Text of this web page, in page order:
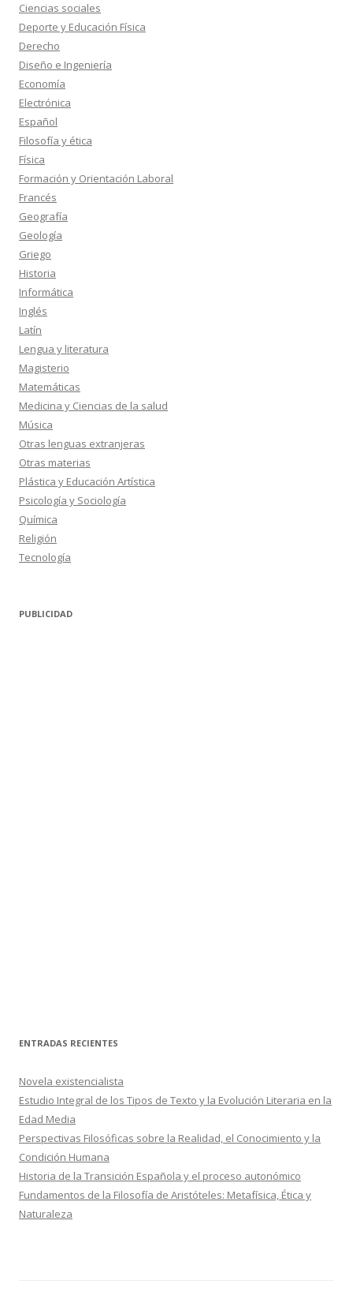
Ciencias sociales
Deporte y Educación Física
Derecho
Diseño e Ingeniería
Economía
Electrónica
Español
Filosofía y ética
Física
Formación y Orientación Laboral
Francés
Geografía
Geología
Griego
Historia
Informática
Inglés
Latín
Lengua y literatura
Magisterio
Matemáticas
Medicina y Ciencias de la salud
Música
Otras lenguas extranjeras
Otras materias
Plástica y Educación Artística
Psicología y Sociología
Química
Religión
Tecnología
PUBLICIDAD
ENTRADAS RECIENTES
Novela existencialista
Estudio Integral de los Tipos de Texto y la Evolución Literaria en la
Edad Media
Perspectivas Filosóficas sobre la Realidad, el Conocimiento y la
Condición Humana
Historia de la Transición Española y el proceso autonómico
Fundamentos de la Filosofía de Aristóteles: Metafísica, Ética y
Naturaleza